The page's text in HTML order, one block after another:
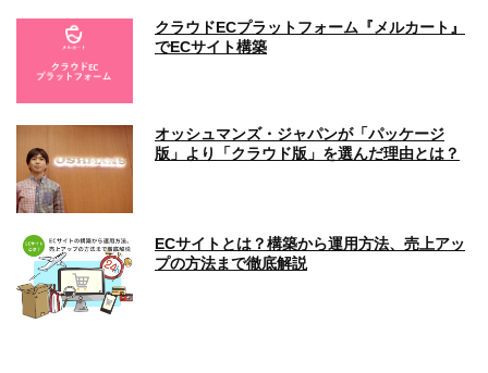
クラウドECプラットフォーム『メルカート』
でECサイト構築
オッシュマンズ・ジャパンが「パッケージ
版」より「クラウド版」を選んだ理由とは？
ECサイトとは？構築から運用方法、売上アッ
プの方法まで徹底解説